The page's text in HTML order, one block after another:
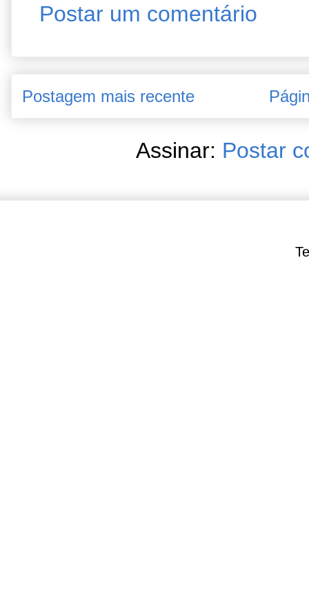
Postar um comentário
Postagem mais recente
Assinar: Postar